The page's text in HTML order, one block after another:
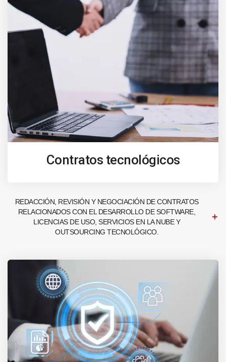
Contratos tecnológicos
REDACCIÓN, REVISIÓN Y NEGOCIACIÓN DE CONTRATOS
RELACIONADOS CON EL DESARROLLO DE SOFTWARE,
LICENCIAS DE USO, SERVICIOS EN LA NUBE Y
OUTSOURCING TECNOLÓGICO.